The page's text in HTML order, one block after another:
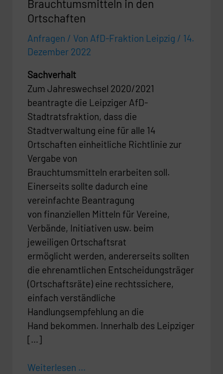
Brauchtumsmitteln in den
Ortschaften
Anfragen / Von AfD-Fraktion Leipzig / 14.
Dezember 2022
Sachverhalt
Zum Jahreswechsel 2020/2021
beantragte die Leipziger AfD-
Stadtratsfraktion, dass die
Stadtverwaltung eine für alle 14
Ortschaften einheitliche Richtlinie zur
Vergabe von
Brauchtumsmitteln erarbeiten soll.
Einerseits sollte dadurch eine
vereinfachte Beantragung
von finanziellen Mitteln für Vereine,
Verbände, Initiativen usw. beim
jeweiligen Ortschaftsrat
ermöglicht werden, andererseits sollten
die ehrenamtlichen Entscheidungsträger
(Ortschaftsräte) eine rechtssichere,
einfach verständliche
Handlungsempfehlung an die
Hand bekommen. Innerhalb des Leipziger
[…]
Weiterlesen ...